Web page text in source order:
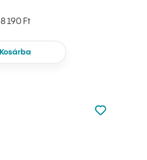
8 190 Ft
Kosárba
Nincsen
Hozzáadás